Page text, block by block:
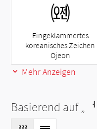
㈝
Eingeklammertes
koreanisches Zeichen
Ojeon
Mehr Anzeigen
Basierend auf „ ᅥ